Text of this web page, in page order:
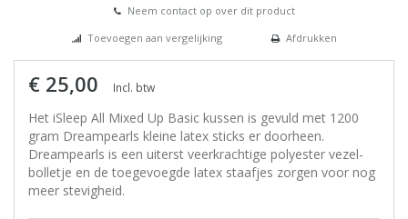
Neem contact op over dit product
Toevoegen aan vergelijking
Afdrukken
€ 25,00 Incl. btw
Het iSleep All Mixed Up Basic kussen is gevuld met 1200
gram Dreampearls kleine latex sticks er doorheen.
Dreampearls is een uiterst veerkrachtige polyester vezel-
bolletje en de toegevoegde latex staafjes zorgen voor nog
meer stevigheid.